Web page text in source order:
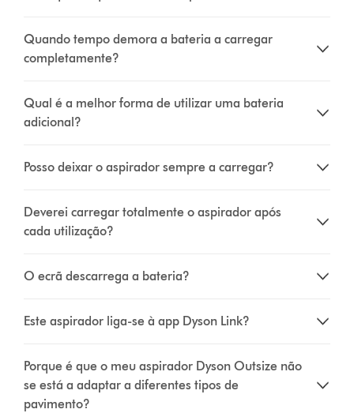
Quando tempo demora a bateria a carregar
completamente?
Qual é a melhor forma de utilizar uma bateria
adicional?
Posso deixar o aspirador sempre a carregar?
Deverei carregar totalmente o aspirador após
cada utilização?
O ecrã descarrega a bateria?
Este aspirador liga-se à app Dyson Link?
Porque é que o meu aspirador Dyson Outsize não
se está a adaptar a diferentes tipos de
pavimento?